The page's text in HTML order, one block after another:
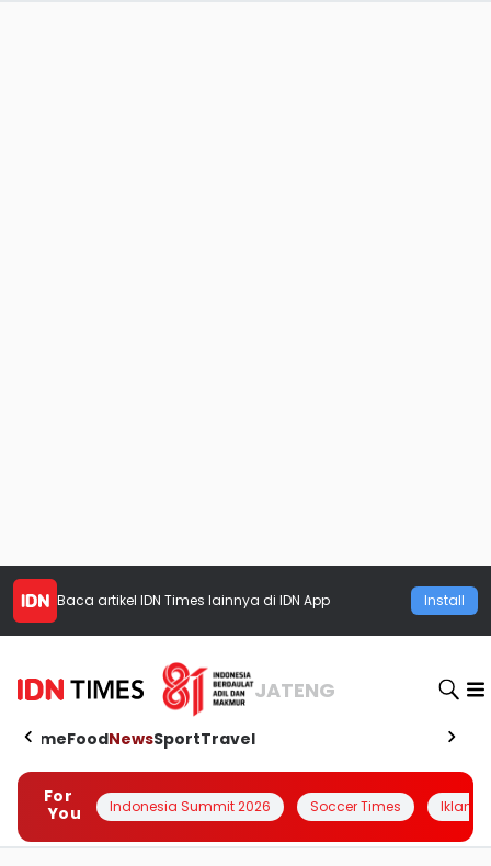
Baca artikel IDN Times lainnya di IDN App Install
JATENG
HomeFoodNewsSportTravel
For
You
Indonesia Summit 2026 Soccer Times Iklanin